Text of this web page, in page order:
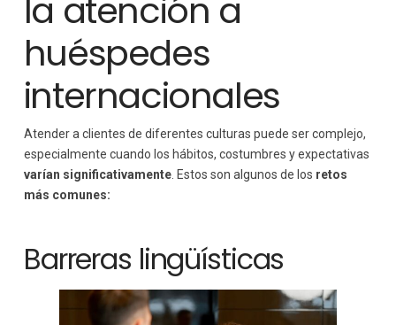
la atención a
huéspedes
internacionales
Atender a clientes de diferentes culturas puede ser complejo,
especialmente cuando los hábitos, costumbres y expectativas
varían significativamente. Estos son algunos de los retos
más comunes:
Barreras lingüísticas